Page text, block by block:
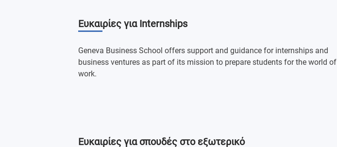
Ευκαιρίες για Internships
Geneva Business School offers support and guidance for internships and
business ventures as part of its mission to prepare students for the world of
work.
Ευκαιρίες για σπουδές στο εξωτερικό